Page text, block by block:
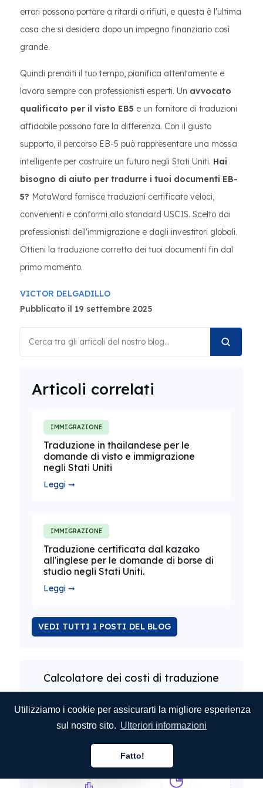
Utilizziamo i cookie per assicurarti la migliore esperienza
sul nostro sito. Ulteriori informazioni
Fatto!
errori possono portare a ritardi o rifiuti, e questa è l'ultima
cosa che si desidera dopo un impegno finanziario così
grande.
Quindi prenditi il tuo tempo, pianifica attentamente e
lavora sempre con professionisti esperti. Un avvocato
qualificato per il visto EB5 e un fornitore di traduzioni
affidabile possono fare la differenza. Con il giusto
supporto, il percorso EB-5 può rappresentare una mossa
intelligente per costruire un futuro negli Stati Uniti. Hai
bisogno di aiuto per tradurre i tuoi documenti EB-
5? MotaWord fornisce traduzioni certificate veloci,
convenienti e conformi allo standard USCIS. Scelto dai
professionisti dell'immigrazione e dagli investitori globali.
Ottieni la traduzione corretta dei tuoi documenti fin dal
primo momento.
VICTOR DELGADILLO
Pubblicato il 19 settembre 2025
Articoli correlati
IMMIGRAZIONE
Traduzione in thailandese per le
domande di visto e immigrazione
negli Stati Uniti
Leggi ➞
IMMIGRAZIONE
Traduzione certificata dal kazako
all'inglese per le domande di borse di
studio negli Stati Uniti.
Leggi ➞
VEDI TUTTI I POSTI DEL BLOG
Calcolatore dei costi di traduzione
Italiano